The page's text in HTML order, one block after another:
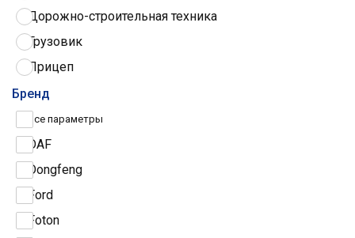
Дорожно-строительная техника
Грузовик
Прицеп
Трактор
Грузовые шины
Бренд
Все параметры
DAF
Dongfeng
Ford
Foton